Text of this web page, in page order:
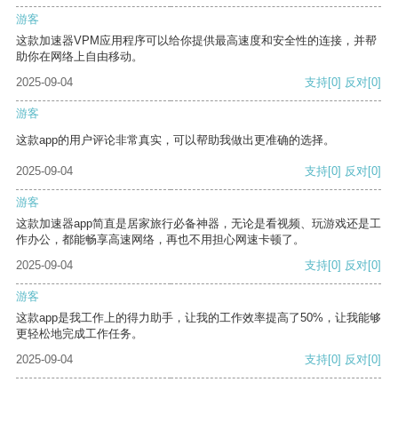
游客
这款加速器VPM应用程序可以给你提供最高速度和安全性的连接，并帮
助你在网络上自由移动。
2025-09-04
支持[0] 反对[0]
游客
这款app的用户评论非常真实，可以帮助我做出更准确的选择。
2025-09-04 支持[0] 反对[0]
游客
这款加速器app简直是居家旅行必备神器，无论是看视频、玩游戏还是工
作办公，都能畅享高速网络，再也不用担心网速卡顿了。
2025-09-04
支持[0] 反对[0]
游客
这款app是我工作上的得力助手，让我的工作效率提高了50%，让我能够
更轻松地完成工作任务。
2025-09-04
支持[0] 反对[0]